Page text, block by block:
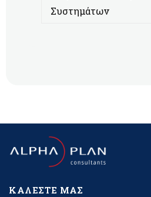
Συστημάτων
ΚΑΛΈΣΤΕ ΜΑΣ